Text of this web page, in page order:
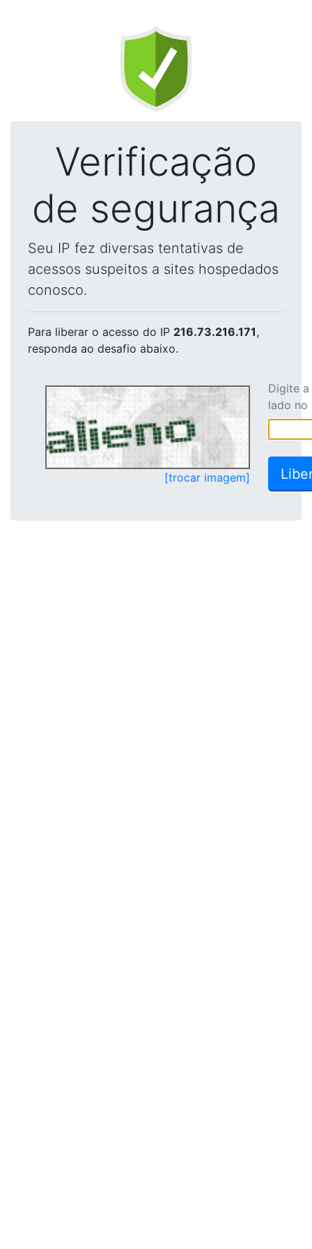
Verificação
de segurança
Seu IP fez diversas tentativas de
acessos suspeitos a sites hospedados
conosco.
Para liberar o acesso do IP 216.73.216.171,
responda ao desafio abaixo.
[trocar imagem]
Digite
lado no